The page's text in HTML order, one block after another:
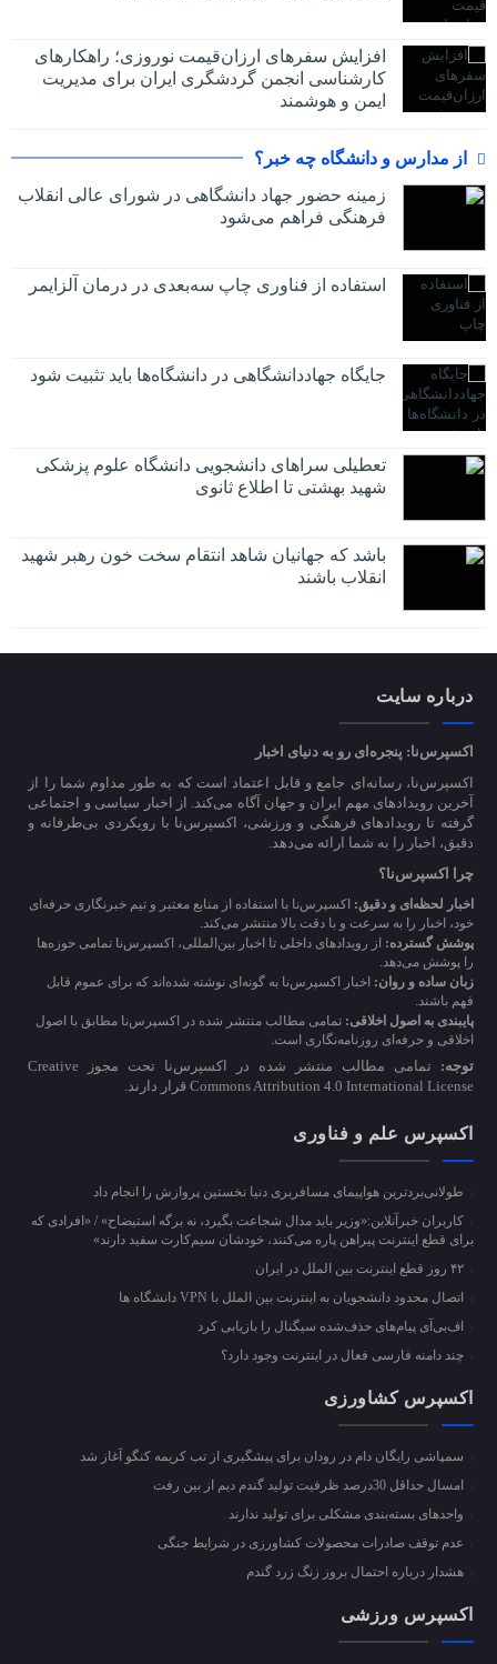
افزایش سفرهای ارزان‌قیمت نوروزی؛ راهکارهای
کارشناسی انجمن گردشگری ایران برای مدیریت
ایمن و هوشمند
از مدارس و دانشگاه چه خبر؟
زمینه حضور جهاد دانشگاهی در شورای عالی انقلاب
فرهنگی فراهم می‌شود
استفاده از فناوری چاپ سه‌بعدی در درمان آلزایمر
جایگاه جهاددانشگاهی در دانشگاه‌ها باید تثبیت شود
تعطیلی سراهای دانشجویی دانشگاه علوم پزشکی
شهید بهشتی تا اطلاع ثانوی
باشد که جهانیان شاهد انتقام سخت خون رهبر شهید
انقلاب باشند
درباره سایت
اکسپرس‌نا: پنجره‌ای رو به دنیای اخبار
اکسپرس‌نا، رسانه‌ای جامع و قابل اعتماد است که به طور مداوم شما را از
آخرین رویدادهای مهم ایران و جهان آگاه می‌کند. از اخبار سیاسی و اجتماعی
گرفته تا رویدادهای فرهنگی و ورزشی، اکسپرس‌نا با رویکردی بی‌طرفانه و
دقیق، اخبار را به شما ارائه می‌دهد.
چرا اکسپرس‌نا؟
اخبار لحظه‌ای و دقیق: اکسپرس‌نا با استفاده از منابع معتبر و تیم خبرنگاری حرفه‌ای
خود، اخبار را به سرعت و با دقت بالا منتشر می‌کند.
پوشش گسترده: از رویدادهای داخلی تا اخبار بین‌المللی، اکسپرس‌نا تمامی حوزه‌ها
را پوشش می‌دهد.
زبان ساده و روان: اخبار اکسپرس‌نا به گونه‌ای نوشته شده‌اند که برای عموم قابل
فهم باشند.
پایبندی به اصول اخلاقی: تمامی مطالب منتشر شده در اکسپرس‌نا مطابق با اصول
اخلاقی و حرفه‌ای روزنامه‌نگاری است.
توجه:
تمامی مطالب منتشر شده در اکسپرس‌نا تحت مجوز Creative
Commons Attribution 4.0 International License قرار دارند.
اکسپرس علم و فناوری
طولانی‌بردترین هواپیمای مسافربری دنیا نخستین پروازش را انجام داد
کاربران خبرآنلاین:«وزیر باید مدال شجاعت بگیرد، نه برگه استیضاح» / «افرادی که
برای قطع اینترنت پیراهن پاره می‌کنند، خودشان سیم‌کارت سفید دارند»
۴۲ روز قطع اینترنت بین الملل در ایران
اتصال محدود دانشجویان به اینترنت بین الملل با VPN دانشگاه ها
اف‌بی‌آی پیام‌های حذف‌شده سیگنال را بازیابی کرد
چند دامنه فارسی فعال در اینترنت وجود دارد؟
اکسپرس کشاورزی
سمپاشی رایگان دام در رودان برای پیشگیری از تب کریمه کنگو آغاز شد
امسال حداقل 30درصد ظرفیت تولید گندم دیم از بین رفت
واحد‌های بسته‌بندی مشکلی برای تولید ندارند
عدم توقف صادرات محصولات کشاورزی در شرایط جنگی
هشدار درباره احتمال بروز زنگ زرد گندم
اکسپرس ورزشی